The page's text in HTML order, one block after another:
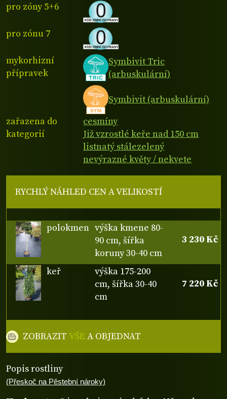
pro zóny 5+6
pro zónu 7
mykorhizní
přípravek
Symbivit Tric
(arbuskulární)
Symbivit (arbuskulární)
zařazena do
kategorií
cesmíny
Již vzrostlé keře nad 150 cm
listnatý stálezelený
nevýrazné květy / nekvete
Popis rostliny
(Přeskoč na Pěstební nároky)
RYCHLÝ NÁHLED CEN A VELIKOSTÍ
polokmen výška kmene 80-
90 cm, šířka
koruny 30-40 cm
3 230 Kč
keř
výška 175-200
cm, šířka 30-40
cm
7 220 Kč
ZOBRAZITVŠE A OBJEDNAT